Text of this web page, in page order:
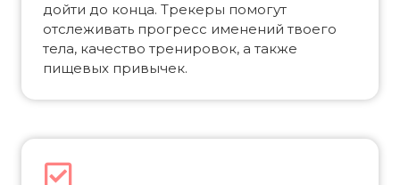
дойти до конца. Трекеры помогут
отслеживать прогресс именений твоего
тела, качество тренировок, а также
пищевых привычек.